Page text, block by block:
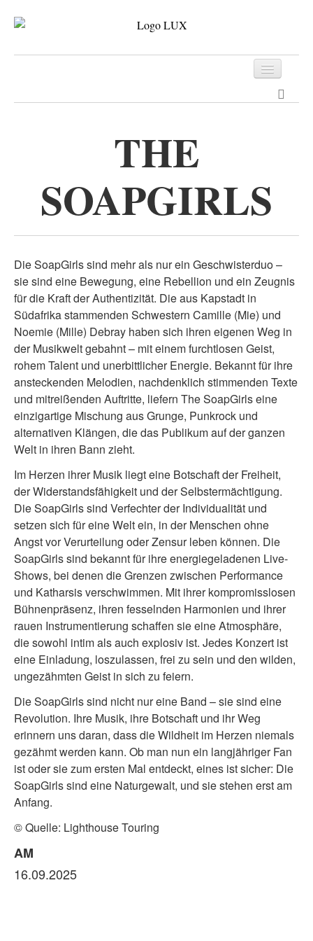
Kontakt
THE
SOAPGIRLS
Die SoapGirls sind mehr als nur ein Geschwisterduo –
sie sind eine Bewegung, eine Rebellion und ein Zeugnis
für die Kraft der Authentizität. Die aus Kapstadt in
Südafrika stammenden Schwestern Camille (Mie) und
Noemie (Mille) Debray haben sich ihren eigenen Weg in
der Musikwelt gebahnt – mit einem furchtlosen Geist,
rohem Talent und unerbittlicher Energie. Bekannt für ihre
ansteckenden Melodien, nachdenklich stimmenden Texte
und mitreißenden Auftritte, liefern The SoapGirls eine
einzigartige Mischung aus Grunge, Punkrock und
alternativen Klängen, die das Publikum auf der ganzen
Welt in ihren Bann zieht.
Im Herzen ihrer Musik liegt eine Botschaft der Freiheit,
der Widerstandsfähigkeit und der Selbstermächtigung.
Die SoapGirls sind Verfechter der Individualität und
setzen sich für eine Welt ein, in der Menschen ohne
Angst vor Verurteilung oder Zensur leben können. Die
SoapGirls sind bekannt für ihre energiegeladenen Live-
Shows, bei denen die Grenzen zwischen Performance
und Katharsis verschwimmen. Mit ihrer kompromisslosen
Bühnenpräsenz, ihren fesselnden Harmonien und ihrer
rauen Instrumentierung schaffen sie eine Atmosphäre,
die sowohl intim als auch explosiv ist. Jedes Konzert ist
eine Einladung, loszulassen, frei zu sein und den wilden,
ungezähmten Geist in sich zu feiern.
Die SoapGirls sind nicht nur eine Band – sie sind eine
Revolution. Ihre Musik, ihre Botschaft und ihr Weg
erinnern uns daran, dass die Wildheit im Herzen niemals
gezähmt werden kann. Ob man nun ein langjähriger Fan
ist oder sie zum ersten Mal entdeckt, eines ist sicher: Die
SoapGirls sind eine Naturgewalt, und sie stehen erst am
Anfang.
© Quelle: Lighthouse Touring
AM
16.09.2025